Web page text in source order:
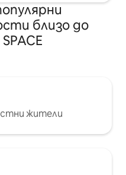
близо до
жители